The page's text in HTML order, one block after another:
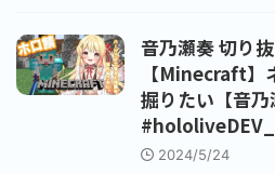
音乃瀬奏 切り
【Minecraft】
掘りたい【音乃
2024/5/24